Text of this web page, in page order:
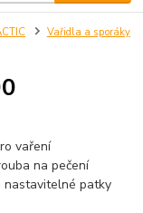
Vařidla a sporáky
vaření
na pečení
nastavitelné patky